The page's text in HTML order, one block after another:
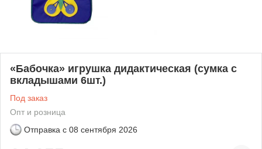
«Бабочка» игрушка дидактическая (сумка с
вкладышами 6шт.)
Под заказ
Опт и розница
Отправка с 08 сентября 2026